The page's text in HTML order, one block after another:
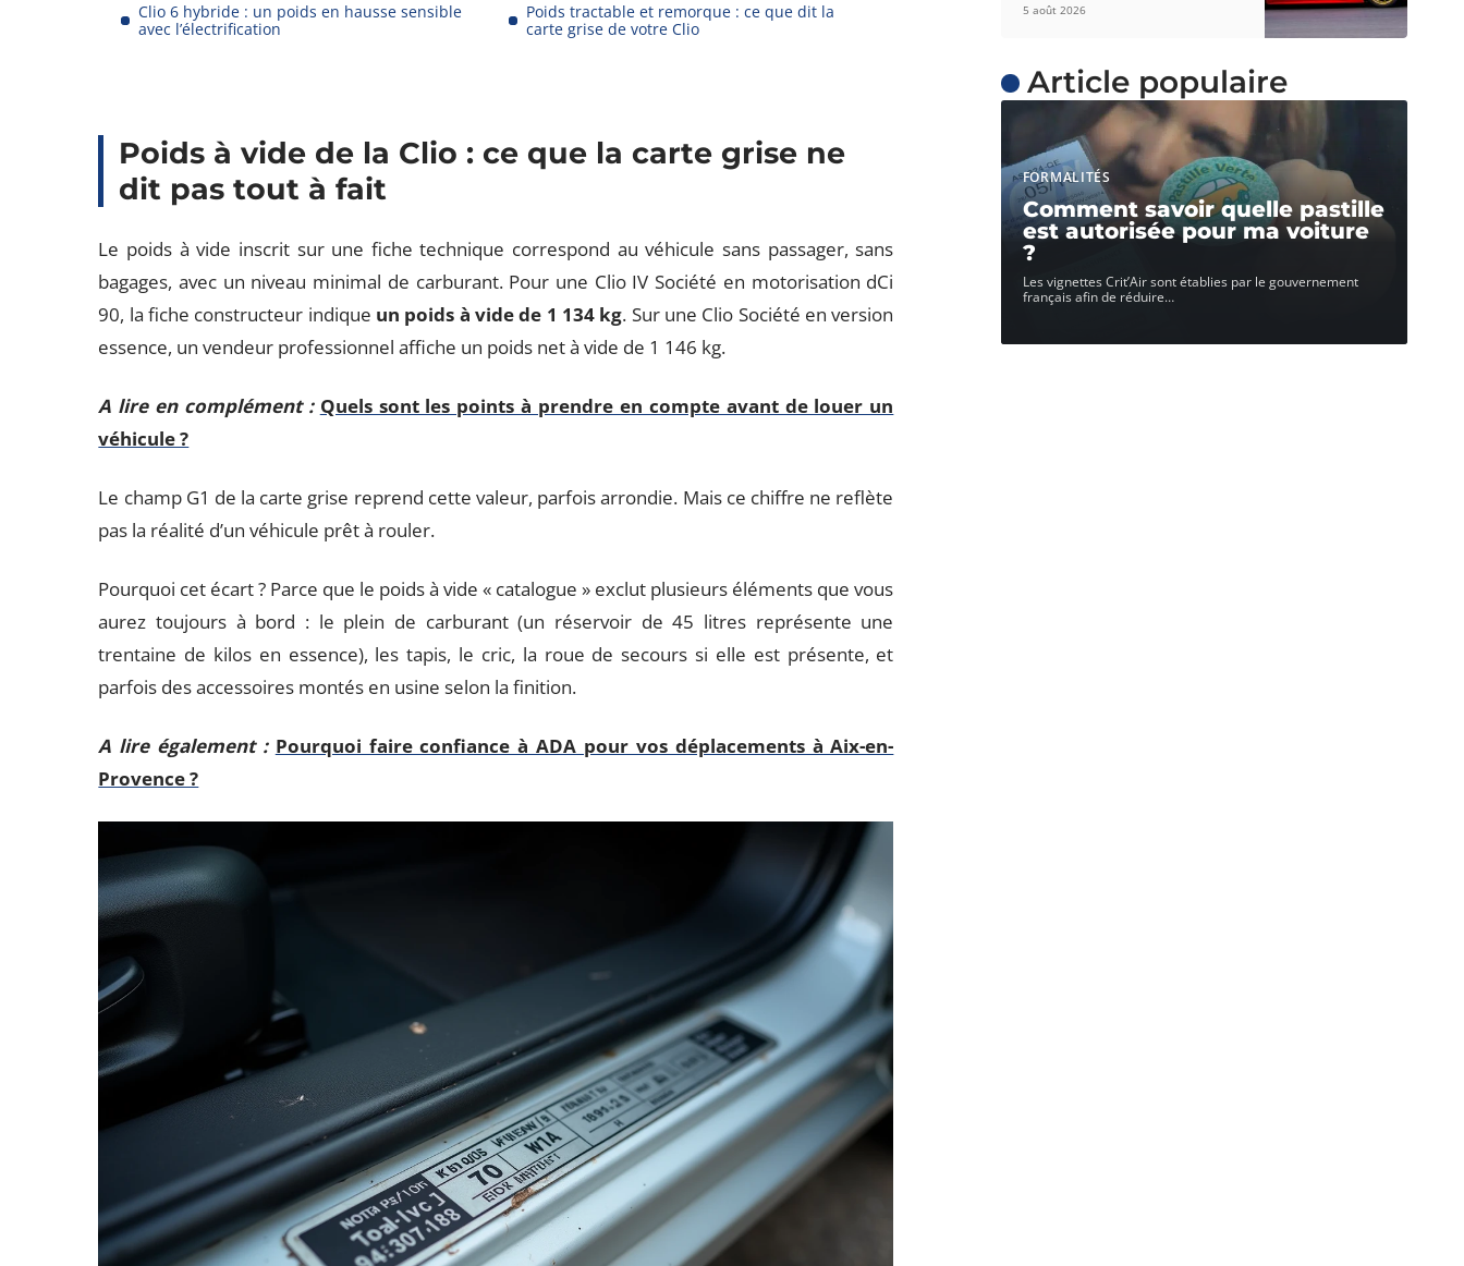
Clio 6 hybride : un poids en hausse sensible
avec l’électrification
Poids tractable et remorque : ce que dit la
carte grise de votre Clio
Poids à vide de la Clio : ce que la carte grise ne
dit pas tout à fait
Le poids à vide inscrit sur une fiche technique correspond au véhicule sans passager, sans
bagages, avec un niveau minimal de carburant. Pour une Clio IV Société en motorisation dCi
90, la fiche constructeur indique un poids à vide de 1 134 kg. Sur une Clio Société en version
essence, un vendeur professionnel affiche un poids net à vide de 1 146 kg.
A lire en complément : Quels sont les points à prendre en compte avant de louer un
véhicule ?
Le champ G1 de la carte grise reprend cette valeur, parfois arrondie. Mais ce chiffre ne reflète
pas la réalité d’un véhicule prêt à rouler.
Pourquoi cet écart ? Parce que le poids à vide « catalogue » exclut plusieurs éléments que vous
aurez toujours à bord : le plein de carburant (un réservoir de 45 litres représente une
trentaine de kilos en essence), les tapis, le cric, la roue de secours si elle est présente, et
parfois des accessoires montés en usine selon la finition.
A lire également : Pourquoi faire confiance à ADA pour vos déplacements à Aix-en-
Provence ?
5 août 2026
Article populaire
FORMALITÉS
Comment savoir quelle pastille
est autorisée pour ma voiture
?
Les vignettes Crit’Air sont établies par le gouvernement
français afin de réduire…